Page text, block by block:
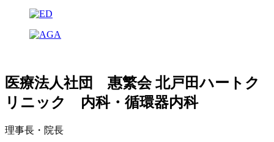
医療法人社団 惠繁会 北戸田ハートク
リニック 内科・循環器内科
理事長・院長